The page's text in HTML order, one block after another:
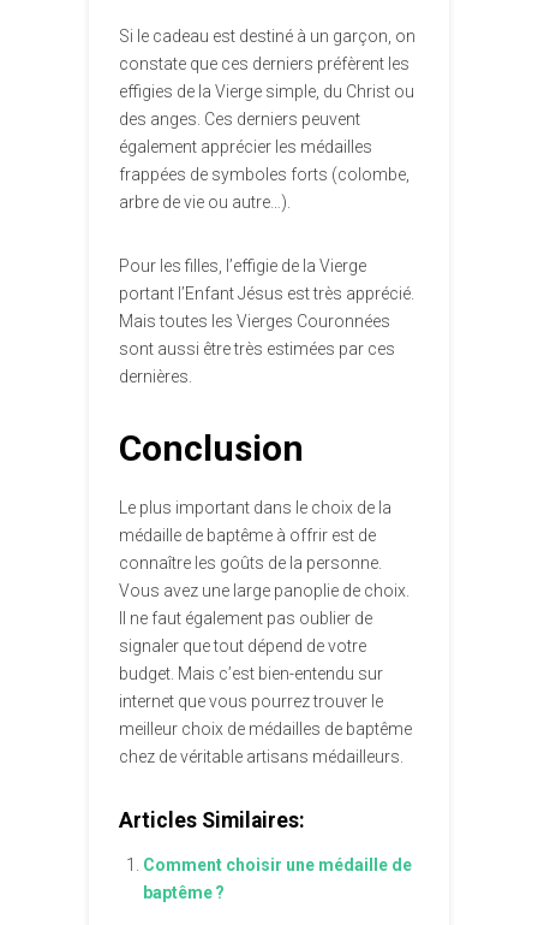
Si le cadeau est destiné à un garçon, on
constate que ces derniers préfèrent les
effigies de la Vierge simple, du Christ ou
des anges. Ces derniers peuvent
également apprécier les médailles
frappées de symboles forts (colombe,
arbre de vie ou autre…).
Pour les filles, l’effigie de la Vierge
portant l’Enfant Jésus est très apprécié.
Mais toutes les Vierges Couronnées
sont aussi être très estimées par ces
dernières.
Conclusion
Le plus important dans le choix de la
médaille de baptême à offrir est de
connaître les goûts de la personne.
Vous avez une large panoplie de choix.
Il ne faut également pas oublier de
signaler que tout dépend de votre
budget. Mais c’est bien-entendu sur
internet que vous pourrez trouver le
meilleur choix de médailles de baptême
chez de véritable artisans médailleurs.
Articles Similaires:
Comment choisir une médaille de
baptême ?